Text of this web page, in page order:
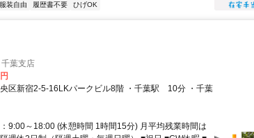
服装自由 履歴書不要 ひげOK
葉支店
9:00～18:00 (休憩時間 1時間15分) 月平均残業時間は